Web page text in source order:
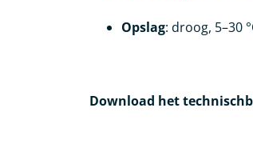
Opslag: droog, 5–30
Download het